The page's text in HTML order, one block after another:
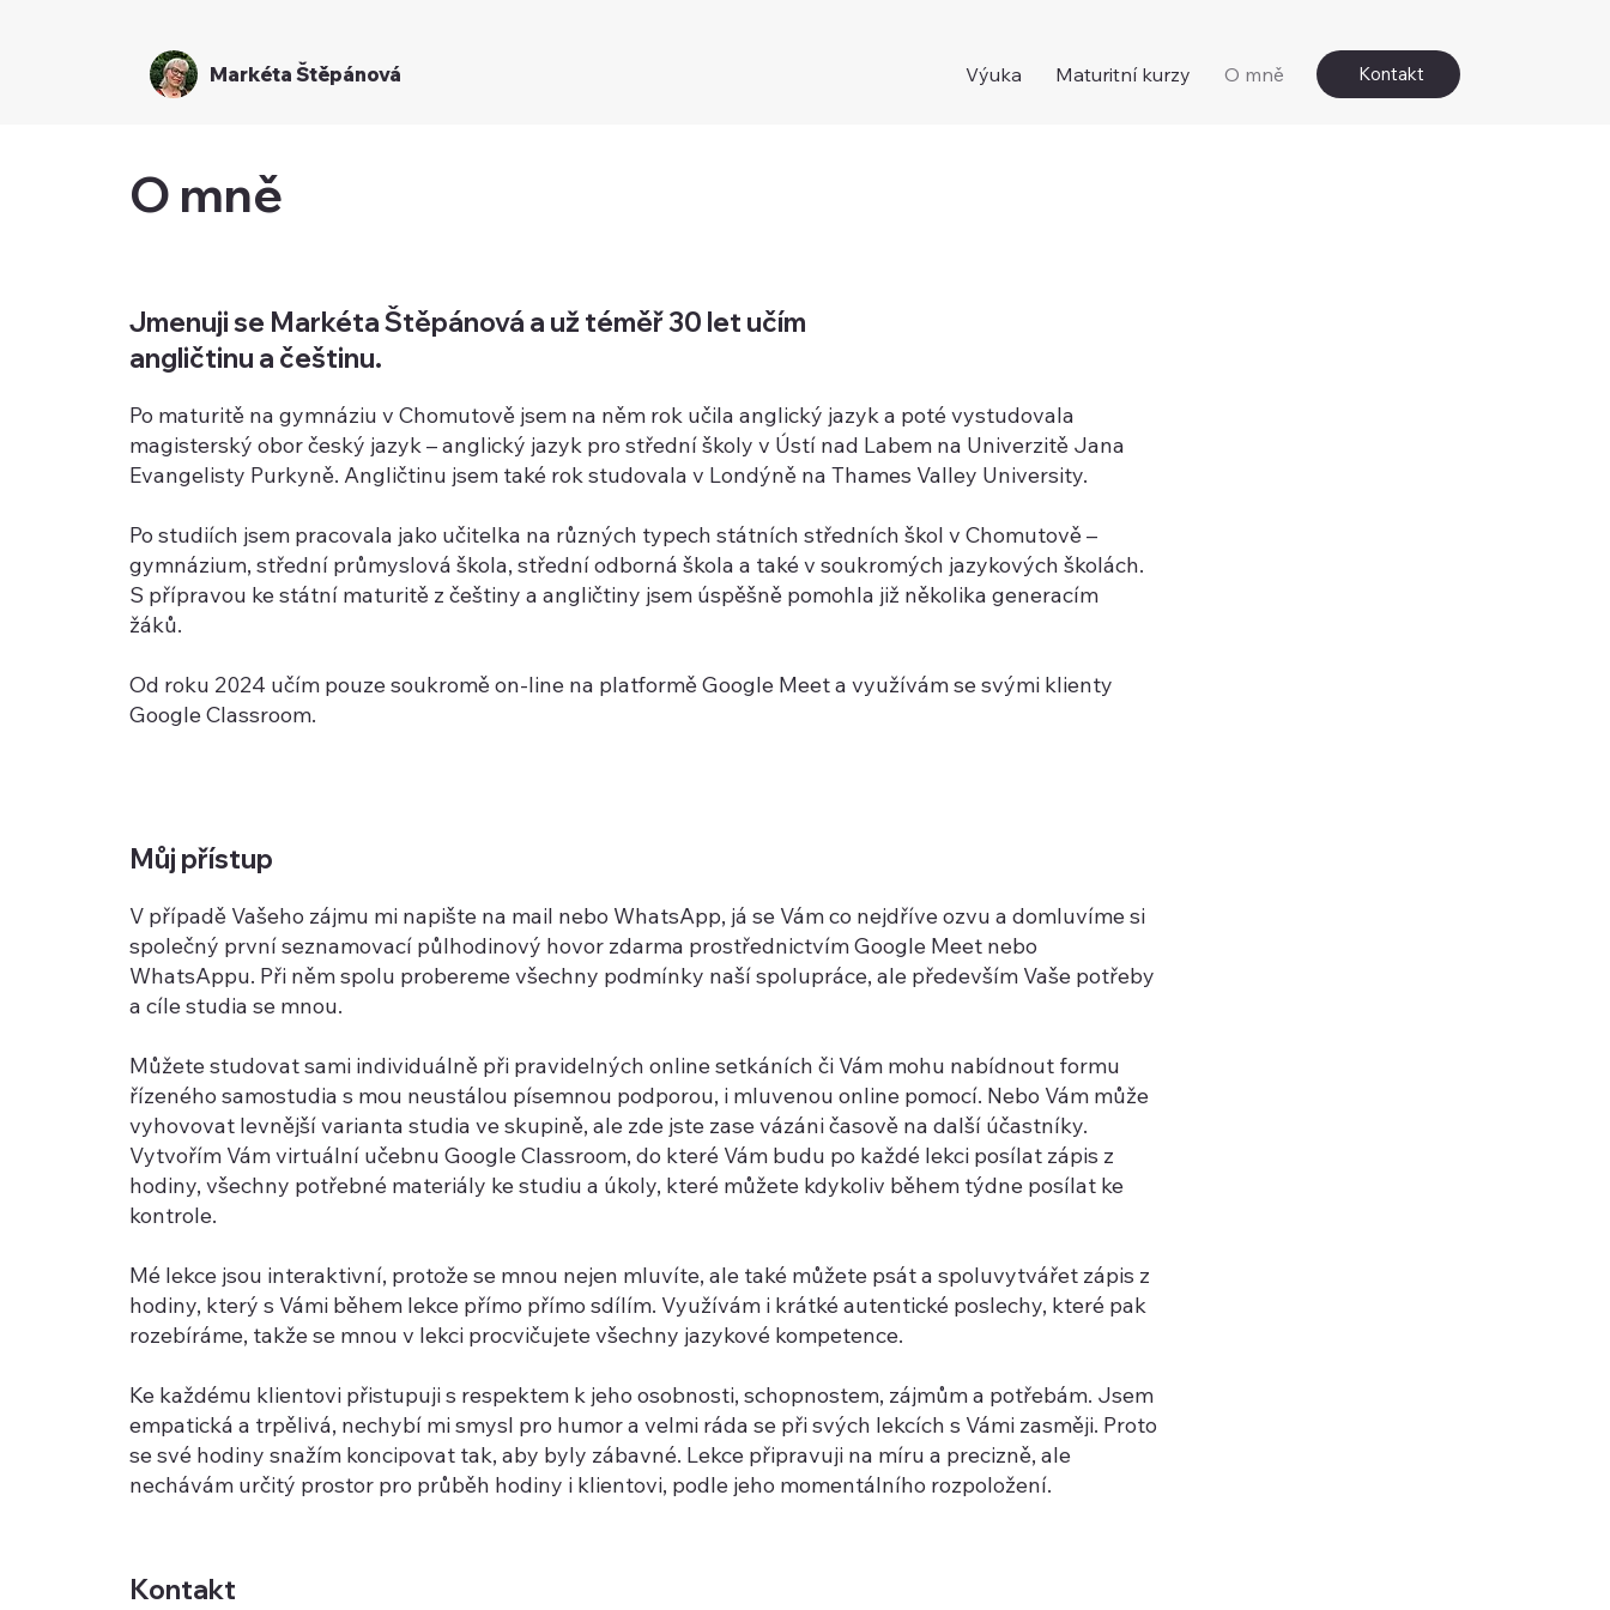
Markéta Štěpánová Výuka Maturitní kurzy O mně Kontakt
O mně
Jmenuji se Markéta Štěpánová a už téměř 30 let učím
angličtinu a češtinu.
Po maturitě na gymnáziu v Chomutově jsem na něm rok učila anglický jazyk a poté vystudovala
magisterský obor český jazyk – anglický jazyk pro střední školy v Ústí nad Labem na Univerzitě Jana
Evangelisty Purkyně. Angličtinu jsem také rok studovala v Londýně na Thames Valley University.
Po studiích jsem pracovala jako učitelka na různých typech státních středních škol v Chomutově –
gymnázium, střední průmyslová škola, střední odborná škola a také v soukromých jazykových školách.
S přípravou ke státní maturitě z češtiny a angličtiny jsem úspěšně pomohla již několika generacím
žáků.
Od roku 2024 učím pouze soukromě on-line na platformě Google Meet a využívám se svými klienty
Google Classroom.
Můj přístup
V případě Vašeho zájmu mi napište na mail nebo WhatsApp, já se Vám co nejdříve ozvu a domluvíme si
společný první seznamovací půlhodinový hovor zdarma prostřednictvím Google Meet nebo
WhatsAppu. Při něm spolu probereme všechny podmínky naší spolupráce, ale především Vaše potřeby
a cíle studia se mnou.
Můžete studovat sami individuálně při pravidelných online setkáních či Vám mohu nabídnout formu
řízeného samostudia s mou neustálou písemnou podporou, i mluvenou online pomocí. Nebo Vám může
vyhovovat levnější varianta studia ve skupině, ale zde jste zase vázáni časově na další účastníky.
Vytvořím Vám virtuální učebnu Google Classroom, do které Vám budu po každé lekci posílat zápis z
hodiny, všechny potřebné materiály ke studiu a úkoly, které můžete kdykoliv během týdne posílat ke
kontrole.
Mé lekce jsou interaktivní, protože se mnou nejen mluvíte, ale také můžete psát a spoluvytvářet zápis z
hodiny, který s Vámi během lekce přímo přímo sdílím. Využívám i krátké autentické poslechy, které pak
rozebíráme, takže se mnou v lekci procvičujete všechny jazykové kompetence.
Ke každému klientovi přistupuji s respektem k jeho osobnosti, schopnostem, zájmům a potřebám. Jsem
empatická a trpělivá, nechybí mi smysl pro humor a velmi ráda se při svých lekcích s Vámi zasměji. Proto
se své hodiny snažím koncipovat tak, aby byly zábavné. Lekce připravuji na míru a precizně, ale
nechávám určitý prostor pro průběh hodiny i klientovi, podle jeho momentálního rozpoložení.
Kontakt